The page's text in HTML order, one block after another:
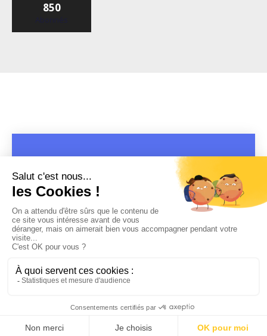
850
Abonnés
MENTIONS LÉGALES-POLITIQUE DE CONFIDENTIALITÉ